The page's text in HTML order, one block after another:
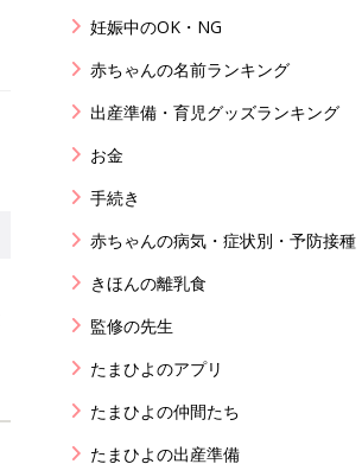
妊娠中のOK・NG
赤ちゃんの名前ランキング
出産準備・育児グッズランキング
お金
手続き
赤ちゃんの病気・症状別・予防接種
きほんの離乳食
監修の先生
たまひよのアプリ
たまひよの仲間たち
たまひよの出産準備